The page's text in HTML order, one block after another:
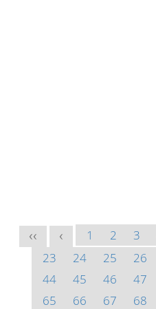
<< < 1 2 3
23
24 25 26
44
45 46 47
65
66 67 68